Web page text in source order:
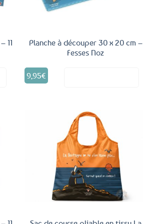
11
Planche à découper 30 x 20 cm –
Fesses Noz
9,95€